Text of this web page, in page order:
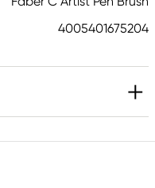
4005401675204